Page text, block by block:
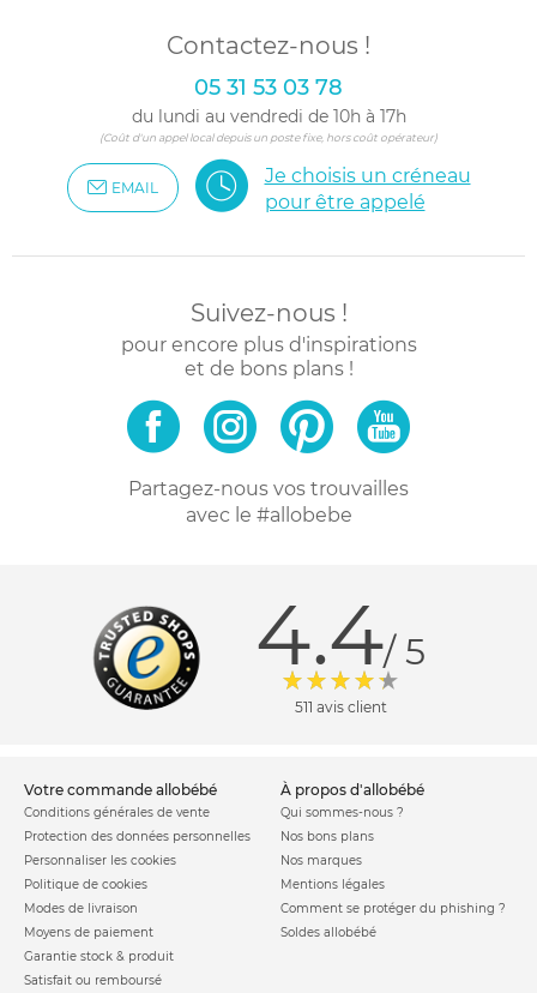
Contactez-nous !
05 31 53 03 78
du lundi au vendredi de 10h à 17h
(Coût d'un appel local depuis un poste fixe, hors coût opérateur)
EMAIL
Je choisis un créneau
pour être appelé
Suivez-nous !
pour encore plus d'inspirations
et de bons plans !
Partagez-nous vos trouvailles
avec le #allobebe
4.4/ 5
511 avis client
votre commande allobébé
Conditions générales de vente
Protection des données personnelles
Personnaliser les cookies
Politique de cookies
Modes de livraison
Moyens de paiement
Garantie stock & produit
Satisfait ou remboursé
à propos d'allobébé
Qui sommes-nous ?
Nos bons plans
Nos marques
Mentions légales
Comment se protéger du phishing ?
Soldes allobébé